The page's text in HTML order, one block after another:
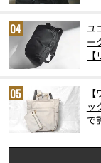
ユ
ー
ッ
で